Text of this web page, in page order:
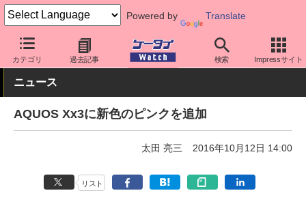
Powered by Translate
カテゴリ 過去記事 検索 Impressサイト
ケータイ Watch キャリア ソフトバンク AQUOS
ニュース
AQUOS Xx3に新色のピンクを追加
太田 亮三 2016年10月12日 14:00
リスト